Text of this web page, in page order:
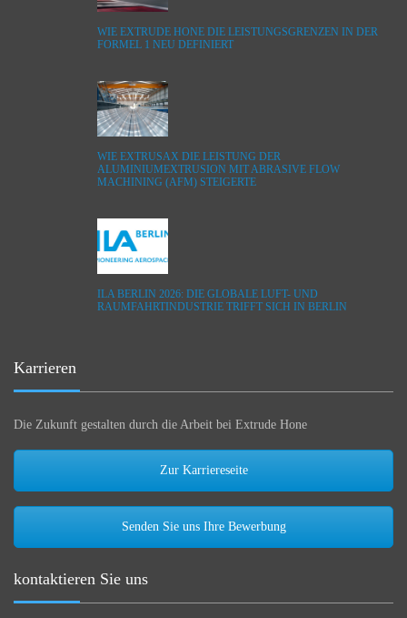
WIE EXTRUDE HONE DIE LEISTUNGSGRENZEN IN DER
FORMEL 1 NEU DEFINIERT
WIE EXTRUSAX DIE LEISTUNG DER
ALUMINIUMEXTRUSION MIT ABRASIVE FLOW
MACHINING (AFM) STEIGERTE
ILA BERLIN 2026: DIE GLOBALE LUFT- UND
RAUMFAHRTINDUSTRIE TRIFFT SICH IN BERLIN
Karrieren
Die Zukunft gestalten durch die Arbeit bei Extrude Hone
Zur Karriereseite
Senden Sie uns Ihre Bewerbung
kontaktieren Sie uns